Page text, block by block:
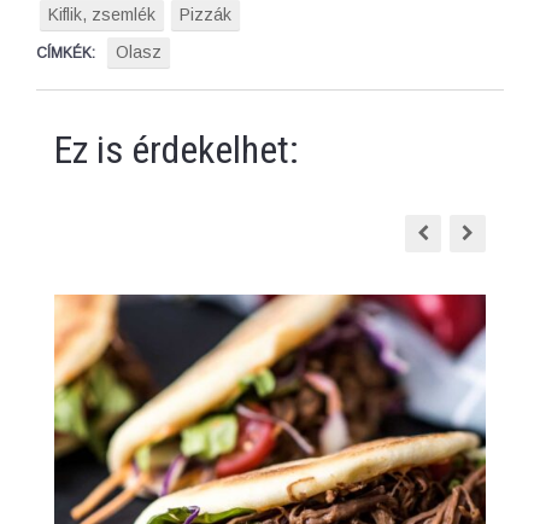
Kiflik, zsemlék
Pizzák
CÍMKÉK: Olasz
Ez is érdekelhet: